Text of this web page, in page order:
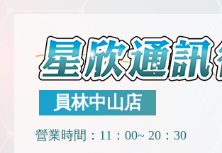
員林中山店
營業時間：11：00~ 20：30